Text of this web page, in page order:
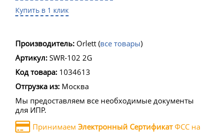
Купить в 1 клик
Производитель: Orlett (все товары)
Артикул: SWR-102 2G
Код товара: 1034613
Отгрузка из: Москва
Мы предоставляем все необходимые документы
для ИПР.
Принимаем Электронный СертификатФСС на